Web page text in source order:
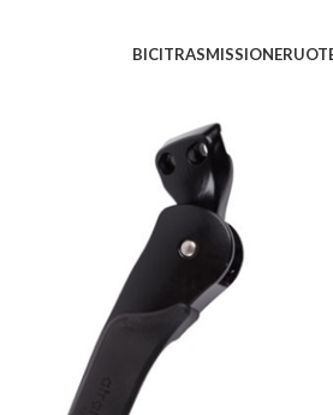
BICITRASMISSIONE